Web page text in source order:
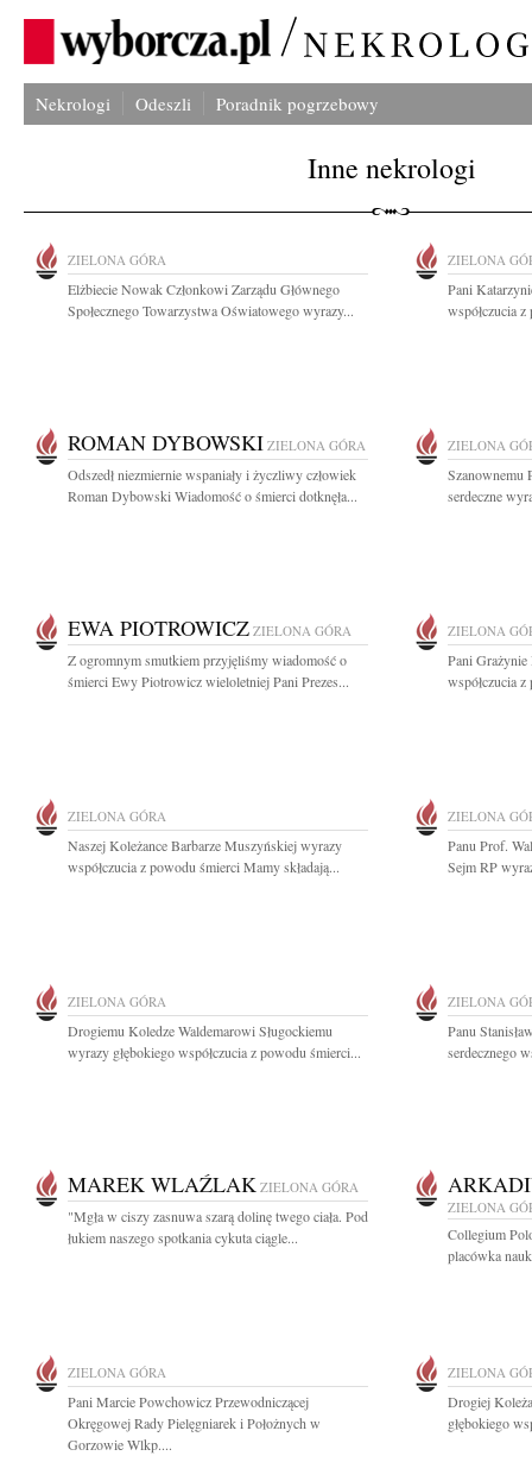
Nekrologi Odeszli Poradnik pogrzebowy
Inne nekrologi
ZIELONA GÓRA
Elżbiecie Nowak Członkowi Zarządu Głównego
Społecznego Towarzystwa Oświatowego wyrazy...
ZIELONA
Pani
współczucia
ROMAN DYBOWSKI ZIELONA GÓRA
Odszedł niezmiernie wspaniały i życzliwy człowiek
Roman Dybowski Wiadomość o śmierci dotknęła...
ZIELONA
Szanownemu
serdeczne
EWA PIOTROWICZ ZIELONA GÓRA
Z ogromnym smutkiem przyjęliśmy wiadomość o
śmierci Ewy Piotrowicz wieloletniej Pani Prezes...
ZIELONA
Pani Grażynie
współczucia
ZIELONA GÓRA
Naszej Koleżance Barbarze Muszyńskiej wyrazy
współczucia z powodu śmierci Mamy składają...
ZIELONA
Panu Prof.
Sejm RP
ZIELONA GÓRA
Drogiemu Koledze Waldemarowi Sługockiemu
wyrazy głębokiego współczucia z powodu śmierci...
ZIELONA
Panu
serdecznego
MAREK WLAŹLAK ZIELONA GÓRA
"Mgła w ciszy zasnuwa szarą dolinę twego ciała. Pod
łukiem naszego spotkania cykuta ciągle...
ZIELONA
Collegium
placówka
ZIELONA GÓRA
Pani Marcie Powchowicz Przewodniczącej
Okręgowej Rady Pielęgniarek i Położnych w
Gorzowie Wlkp....
ZIELONA
Drogiej
głębokiego